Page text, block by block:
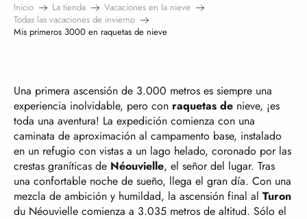
Inicio La tienda
Vacaciones en la nieve
Todas las vacaciones de invierno
Mis primeros 3000 en raquetas de nieve
Una primera ascensión de 3.000 metros es siempre una
experiencia inolvidable, pero con raquetas de nieve, ¡es
toda una aventura! La expedición comienza con una
caminata de aproximación al campamento base, instalado
en un refugio con vistas a un lago helado, coronado por las
crestas graníticas de Néouvielle, el señor del lugar. Tras
una confortable noche de sueño, llega el gran día. Con una
mezcla de ambición y humildad, la ascensión final al Turon
du Néouvielle comienza a 3.035 metros de altitud. Sólo el